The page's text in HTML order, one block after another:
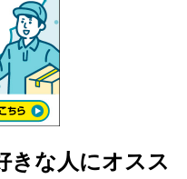
きな人にオスス